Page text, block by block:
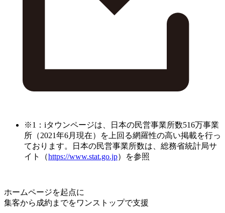
※1：iタウンページは、日本の民営事業所数516万事業
所（2021年6月現在）を上回る網羅性の高い掲載を行っ
ております。日本の民営事業所数は、総務省統計局サ
イト（https://www.stat.go.jp）を参照
ホームページを起点に
集客から成約までをワンストップで支援